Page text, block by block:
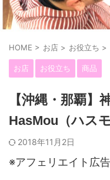
HOME > お店 > お役立ち >
お店 お役立ち 商品
【沖縄・那覇】
HasMou（ハス
2018年11月2日
※アフェリエイト広